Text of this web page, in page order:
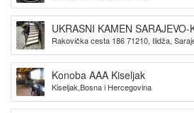
UKRASNI KAMEN
SARAJEVO
Rakovička cesta 186 71210, Ilidža,
Konoba AAA Kiseljak
Kiseljak,Bosna i Hercegovina